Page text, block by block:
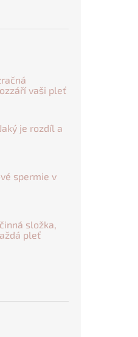
vaši pleť
je rozdíl a
spermie v
složka,
pleť